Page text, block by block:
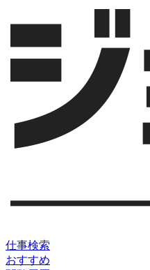
仕事検索
おすすめ